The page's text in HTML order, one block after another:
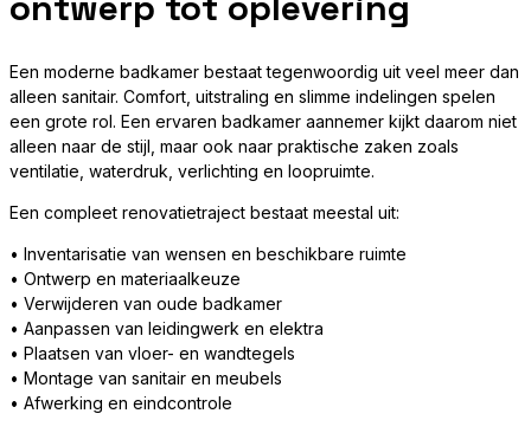
Een moderne badkamer bestaat tegenwoordig uit veel meer dan
alleen sanitair. Comfort, uitstraling en slimme indelingen spelen
een grote rol. Een ervaren badkamer aannemer kijkt daarom niet
alleen naar de stijl, maar ook naar praktische zaken zoals
ventilatie, waterdruk, verlichting en loopruimte.
Een compleet renovatietraject bestaat meestal uit:
• Inventarisatie van wensen en beschikbare ruimte
• Ontwerp en materiaalkeuze
• Verwijderen van oude badkamer
• Aanpassen van leidingwerk en elektra
• Plaatsen van vloer- en wandtegels
• Montage van sanitair en meubels
• Afwerking en eindcontrole